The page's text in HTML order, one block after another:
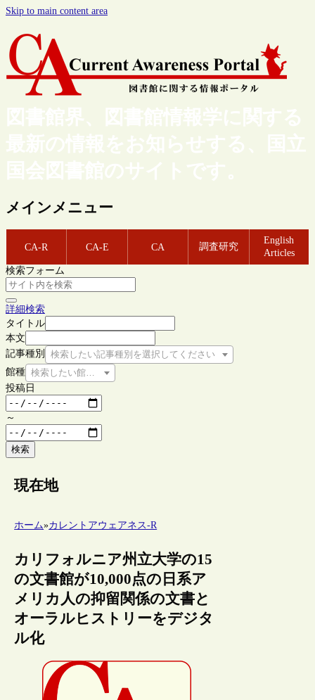
Skip to main content area
図書館界、図書館情報学に関する
最新の情報をお知らせする、国立
国会図書館のサイトです。
メインメニュー
CA-R CA-E CA 調査研究
English
Articles
検索フォーム
詳細検索
タイトル
本文
記事種別
検索したい記事種別を選択してください
館種 検索したい館種を選択してください
投稿日
～
検索
現在地
ホーム»カレントアウェアネス-R
カリフォルニア州立大学の15
の文書館が10,000点の日系ア
メリカ人の抑留関係の文書と
オーラルヒストリーをデジタ
ル化